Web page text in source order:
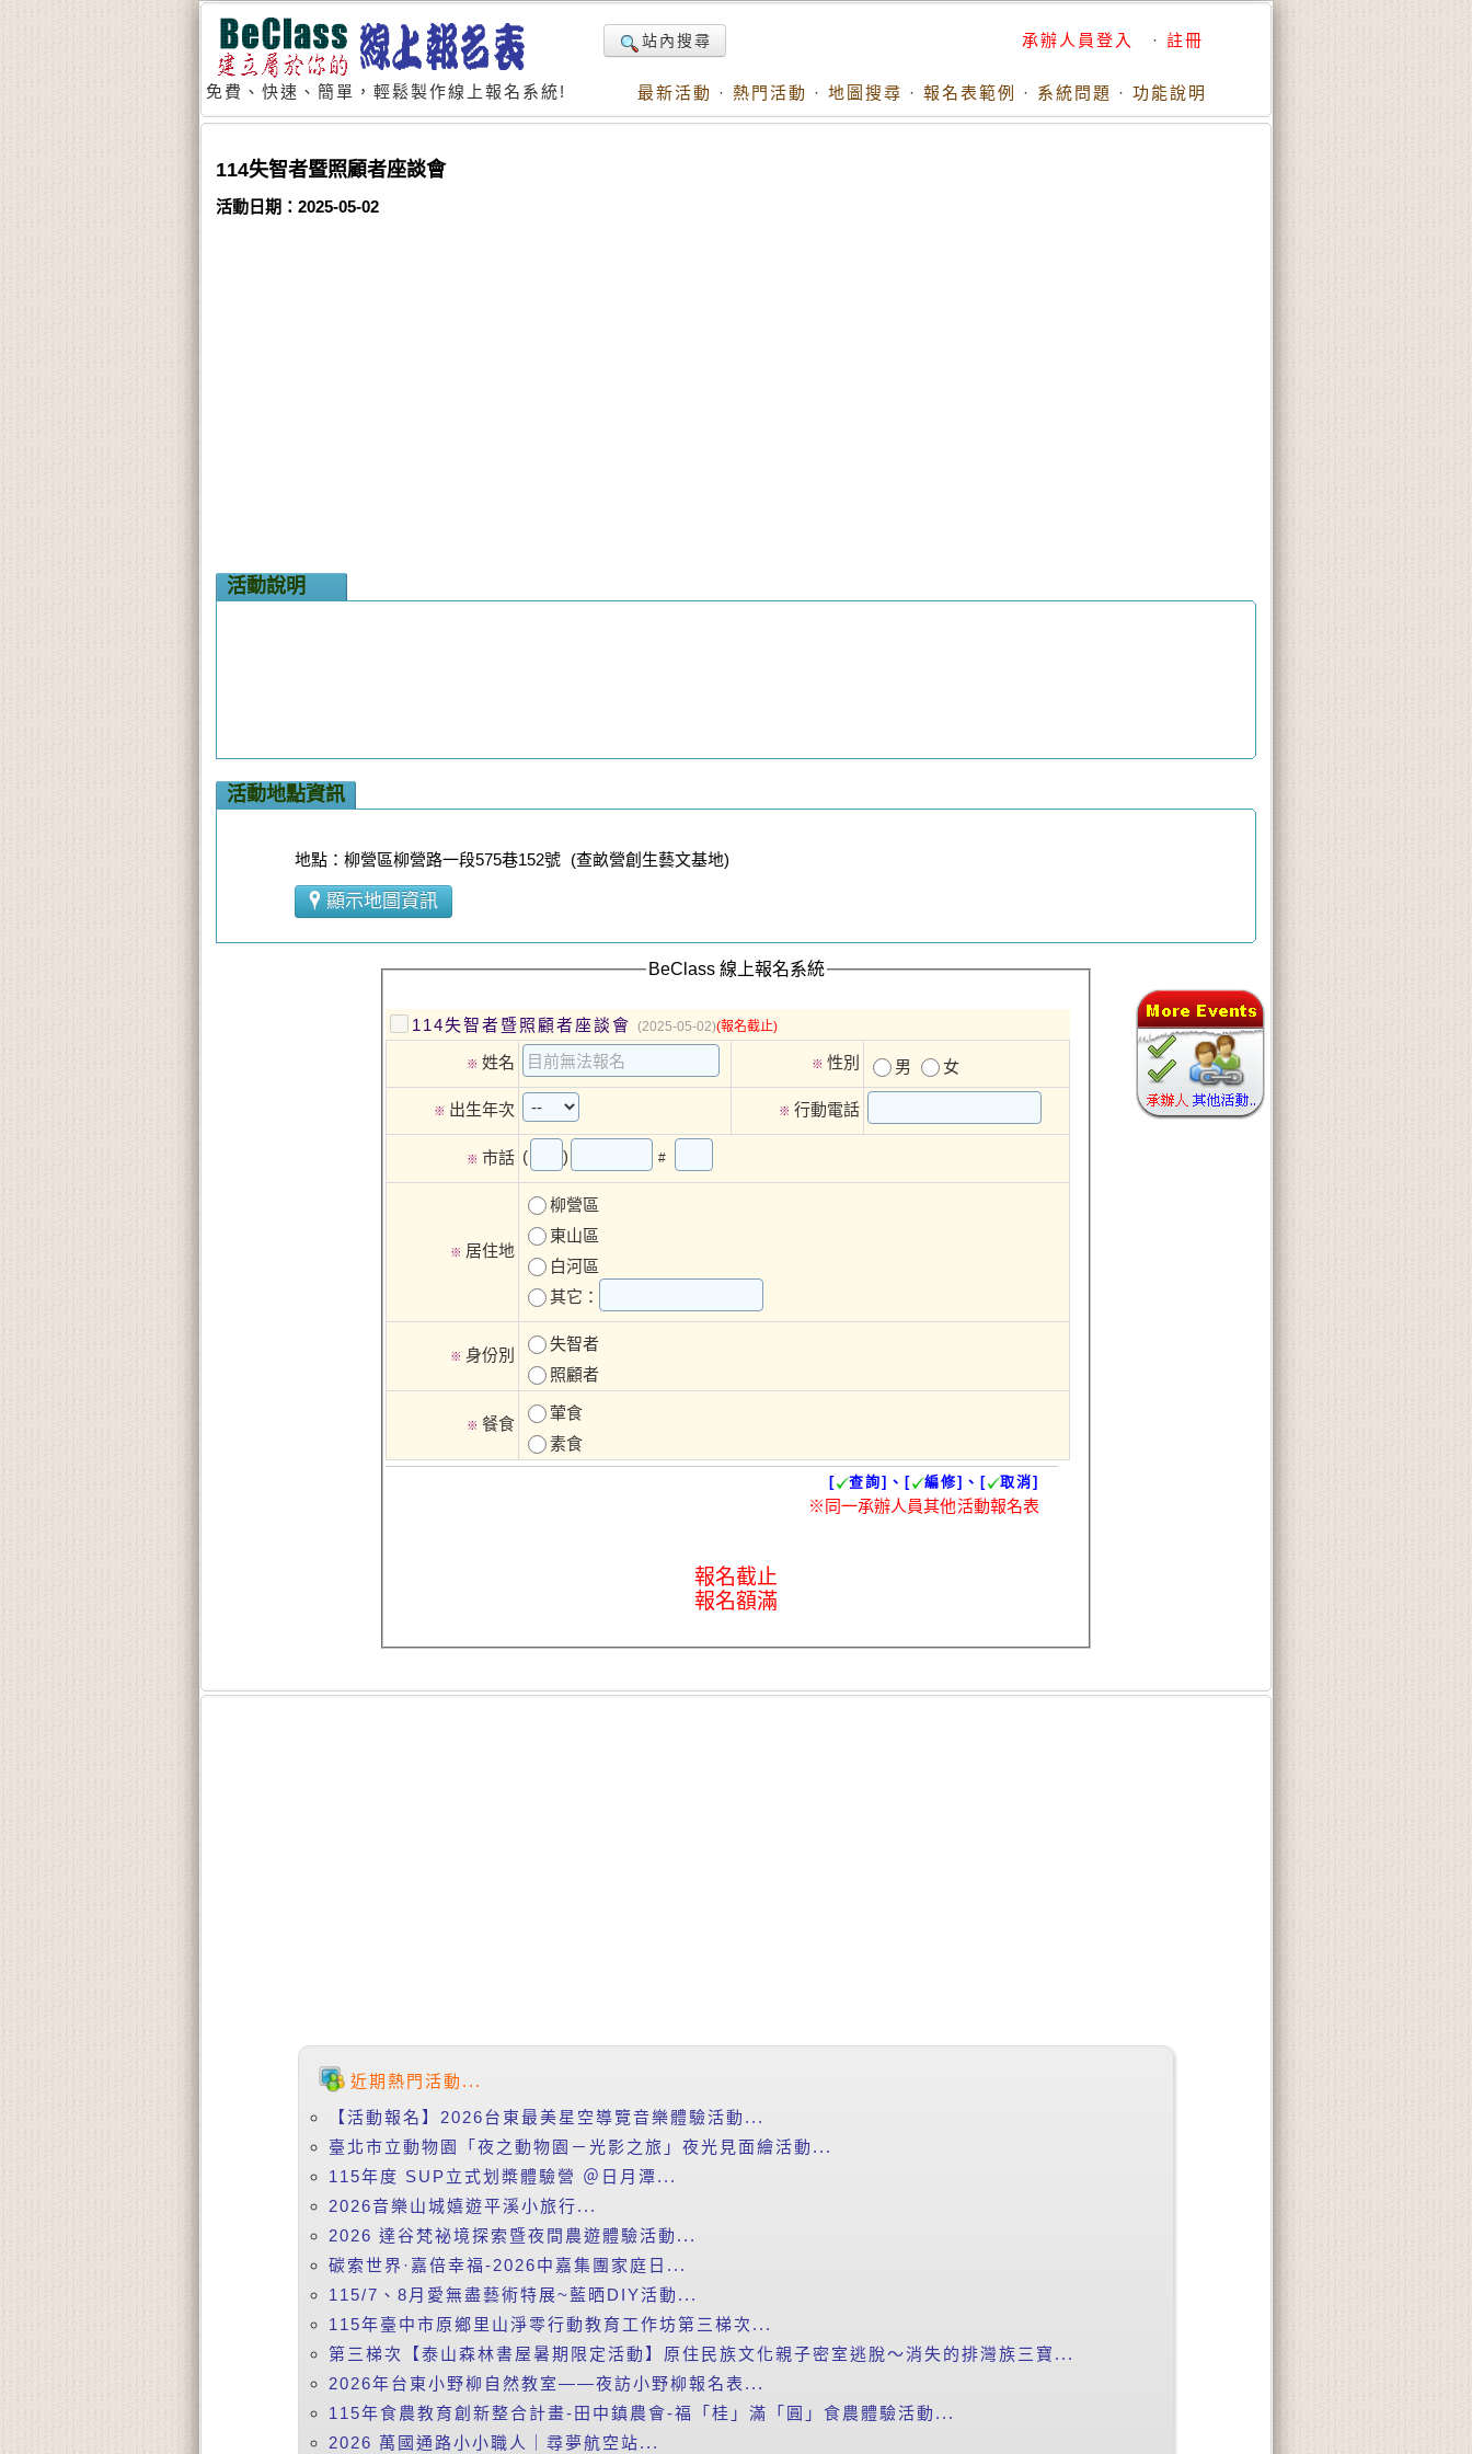
免費、快速、簡單，輕鬆製作線上報名系統!
站內搜尋 承辦人員登入 · 註冊
最新活動 · 熱門活動 · 地圖搜尋 · 報名表範例 · 系統問題 · 功能說明
114失智者暨照顧者座談會
活動日期：2025-05-02
活動說明
活動地點資訊
地點：柳營區柳營路一段575巷152號 (查畝營創生藝文基地)
顯示地圖資訊
BeClass 線上報名系統
114失智者暨照顧者座談會 (2025-05-02)(報名截止)
※ 姓名 ※ 性別 男 女
※ 出生年次 ※ 行動電話
※ 市話 ( ) #
※ 居住地
柳營區
東山區
白河區
其它：
※ 身份別
失智者
照顧者
※ 餐食
葷食
素食
[ 查詢]、[ 編修]、[ 取消]
※同一承辦人員其他活動報名表
報名截止
報名額滿
近期熱門活動...
【活動報名】2026台東最美星空導覽音樂體驗活動...
臺北市立動物園「夜之動物園－光影之旅」夜光見面繪活動...
115年度 SUP立式划槳體驗營 ＠日月潭...
2026音樂山城嬉遊平溪小旅行...
2026 達谷梵祕境探索暨夜間農遊體驗活動...
碳索世界·嘉倍幸福-2026中嘉集團家庭日...
115/7、8月愛無盡藝術特展~藍晒DIY活動...
115年臺中市原鄉里山淨零行動教育工作坊第三梯次...
第三梯次【泰山森林書屋暑期限定活動】原住民族文化親子密室逃脫～消失的排灣族三寶...
2026年台東小野柳自然教室——夜訪小野柳報名表...
115年食農教育創新整合計畫-田中鎮農會-福「桂」滿「圓」食農體驗活動...
2026 萬國通路小小職人｜尋夢航空站...